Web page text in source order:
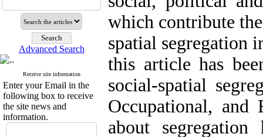
Advanced Search
Receive site information
Enter your Email in the
following box to receive
the site news and
information.
which contribute
spatial segregation
this article has
social-spatial
Occupational, and
about